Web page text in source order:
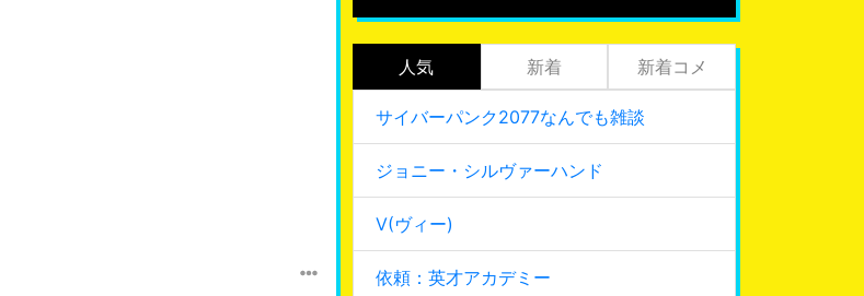
人気 新着 新着コメ
サイバーパンク2077なんでも雑談
ジョニー・シルヴァーハンド
V(ヴィー)
依頼：英才アカデミー